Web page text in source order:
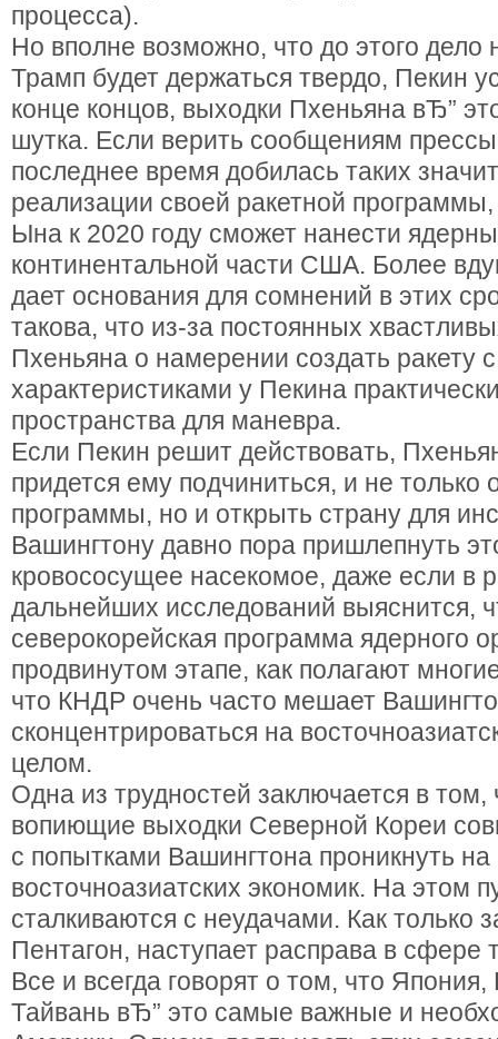
процесса).
Но вполне возможно, что до этого дело
Трамп будет держаться твердо, Пекин
конце концов, выходки Пхеньяна вЂ”
шутка. Если верить сообщениям
последнее время добилась таких
реализации своей ракетной
Ына к 2020 году сможет нанести
континентальной части США. Более
дает основания для сомнений в этих
такова, что из-за постоянных
Пхеньяна о намерении создать ракету
характеристиками у Пекина
пространства для маневра.
Если Пекин решит действовать,
придется ему подчиниться, и не только
программы, но и открыть страну для
Вашингтону давно пора пришлепнуть
кровососущее насекомое, даже если в
дальнейших исследований выяснится,
северокорейская программа ядерного
продвинутом этапе, как полагают
что КНДР очень часто мешает
сконцентрироваться на
целом.
Одна из трудностей заключается в
вопиющие выходки Северной Кореи
с попытками Вашингтона проникнуть
восточноазиатских экономик. На этом
сталкиваются с неудачами. Как только
Пентагон, наступает расправа в сфере
Все и всегда говорят о том, что
Тайвань вЂ” это самые важные и